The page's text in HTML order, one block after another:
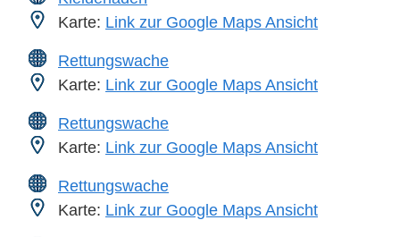
Karte: Link zur Google Maps Ansicht
Rettungswache
Karte: Link zur Google Maps Ansicht
Rettungswache
Karte: Link zur Google Maps Ansicht
Rettungswache
Karte: Link zur Google Maps Ansicht